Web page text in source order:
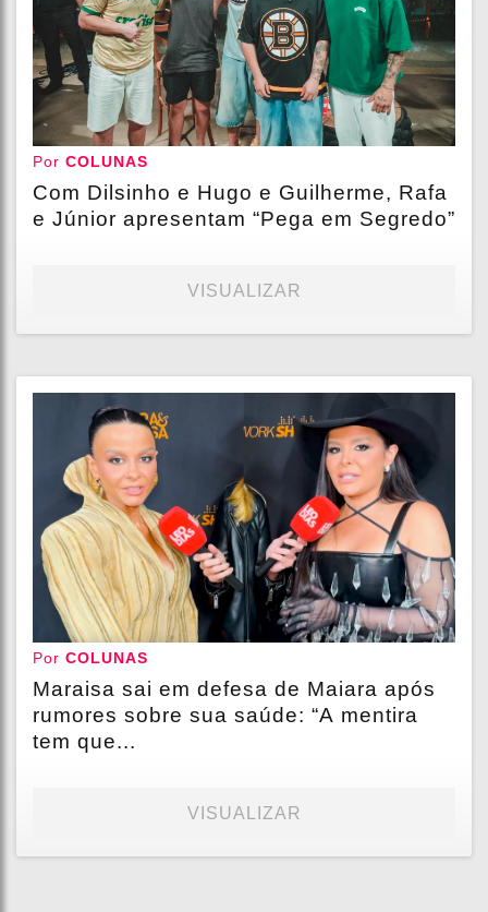
Por COLUNAS
Com Dilsinho e Hugo e Guilherme, Rafa
e Júnior apresentam “Pega em Segredo”
VISUALIZAR
Por COLUNAS
Maraisa sai em defesa de Maiara após
rumores sobre sua saúde: “A mentira
tem que...
VISUALIZAR